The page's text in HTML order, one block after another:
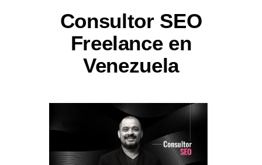
Consultor SEO
Freelance en
Venezuela